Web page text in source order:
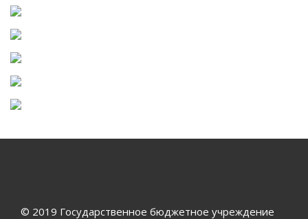
© 2019 Государственное бюджетное учреждение